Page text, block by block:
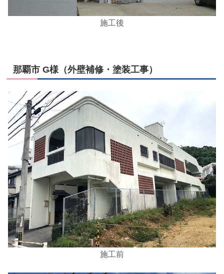
施工後
那覇市 G様（外壁補修・塗装工事）
施工前